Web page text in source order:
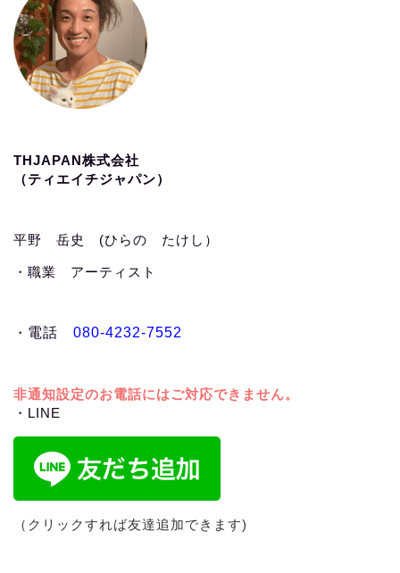
THJAPAN株式会社
（ティエイチジャパン）
平野 岳史 (ひらの たけし）
・職業 アーティスト
・ 電話 080-4232-7552
非通知設定のお電話にはご対応できません。
・LINE
（クリックすれば友達追加できます)